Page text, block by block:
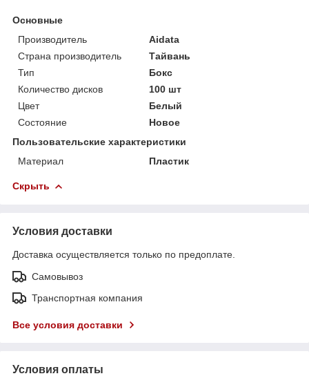
Основные
Производитель
Aidata
Страна производитель
Тайвань
Тип
Бокс
Количество дисков
100 шт
Цвет
Белый
Состояние
Новое
Пользовательские характеристики
Материал
Пластик
Скрыть
Условия доставки
Доставка осуществляется только по предоплате.
Самовывоз
Транспортная компания
Все условия доставки
Условия оплаты